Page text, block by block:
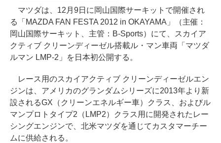
マツダは、12月9日に岡山国際サーキットで開催され
る「MAZDA FAN FESTA 2012 in OKAYAMA」（主催：
岡山国際サーキット、主管：B-Sports）にて、スカイア
クティブ クリーンディーゼル搭載ル・マン車両「マツダ
ルマン LMP-2」を日本初公開する。
レース用のスカイアクティブ クリーンディーゼルエン
ジンは、アメリカのグランダムシリーズに2013年より新
設されるGX（クリーンエネルギー車）クラス、およびル
マンプロトタイプ2（LMP2）クラス用に開発されたレー
シングエンジンで、北米マツダを通じてカスタマーチー
ムに供給される。